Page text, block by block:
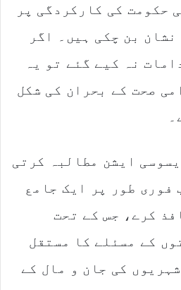
حکومت کی کارکردگی پر
بن چکی ہیں۔ اگر
نہ کیے گئے تو یہ
صحت کے بحران کی شکل
ایشن مطالبہ کرتی
فوری طور پر ایک جامع
کرے، جس کے تحت
کے مسئلے کا مستقل
کی جان و مال کے